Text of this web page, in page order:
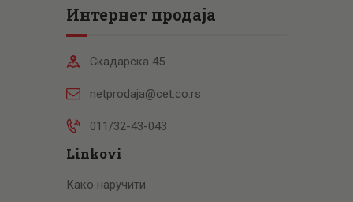
Интернет продаја
Скадарска 45
netprodaja@cet.co.rs
011/32-43-043
Linkovi
Како наручити